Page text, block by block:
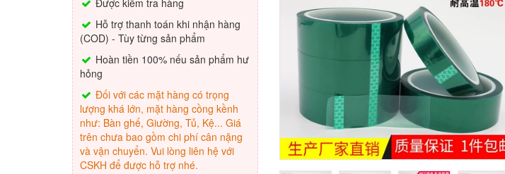
Được kiểm tra hàng
Hỗ trợ thanh toán khi nhận hàng
(COD) - Tùy từng sản phẩm
Hoàn tiền 100% nếu sản phẩm hư
hỏng
Đối với các mặt hàng có trọng
lượng khá lớn, mặt hàng cồng kềnh
như: Bàn ghế, Giường, Tủ, Kệ... Giá
trên chưa bao gồm chi phí cân nặng
và vận chuyển. Vui lòng liên hệ với
CSKH để được hỗ trợ nhé.